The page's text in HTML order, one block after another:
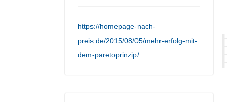
https://homepage-nach-
preis.de/2015/08/05/mehr-erfolg-mit-
dem-paretoprinzip/